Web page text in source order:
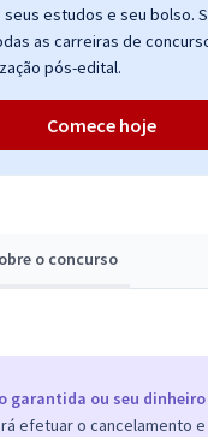
o concurso
garantida ou seu
efetuar o cancelamento
estudos e seu bolso.
as carreiras de
pós-edital.
Comece hoje